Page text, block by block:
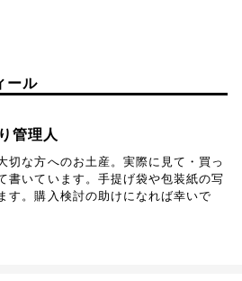
ール
管理人
切な方へのお土産。実際に見て・買っ
書いています。手提げ袋や包装紙の写
す。購入検討の助けになれば幸いで